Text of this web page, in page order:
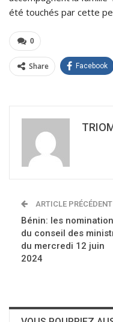
été touchés par cette
0
Share Facebook
ARTICLE PRÉCÉDENT
Bénin: les
du conseil des
du mercredi 12 juin
2024